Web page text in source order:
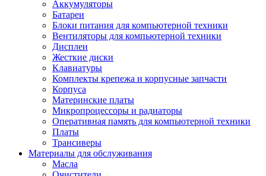
Аккумуляторы
Батареи
Блоки питания для компьютерной техники
Вентиляторы для компьютерной техники
Дисплеи
Жесткие диски
Клавиатуры
Комплекты крепежа и корпусные запчасти
Корпуса
Материнские платы
Микропроцессоры и радиаторы
Оперативная память для компьютерной техники
Платы
Трансиверы
Материалы для обслуживания
Масла